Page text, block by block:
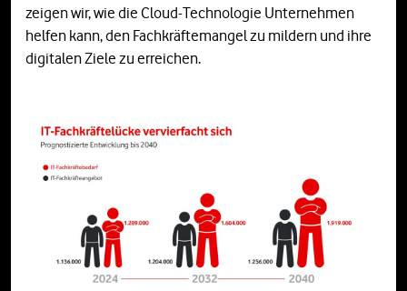
zeigen wir, wie die Cloud-Technologie Unternehmen
helfen kann, den Fachkräftemangel zu mildern und ihre
digitalen Ziele zu erreichen.